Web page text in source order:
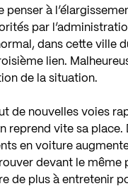
à
par
dans cette ville
lien.
de la situation.
de nouvelles voies
reprend vite sa place.
en voiture
devant le même
de plus à entretenir